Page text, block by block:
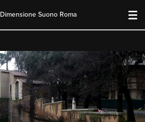
Dimensione Suono Roma